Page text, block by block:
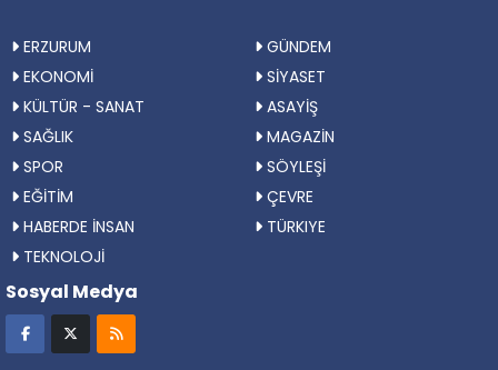
ERZURUM
GÜNDEM
EKONOMİ
SİYASET
KÜLTÜR - SANAT
ASAYİŞ
SAĞLIK
MAGAZİN
SPOR
SÖYLEŞİ
EĞİTİM
ÇEVRE
HABERDE İNSAN
TÜRKIYE
TEKNOLOJİ
Sosyal Medya